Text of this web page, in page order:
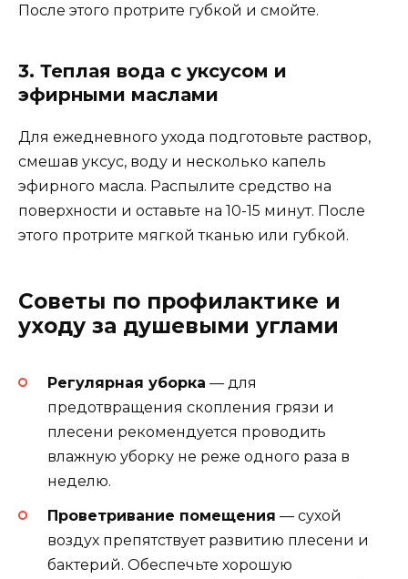
После этого протрите губкой и смойте.
3. Теплая вода с уксусом и
эфирными маслами
Для ежедневного ухода подготовьте раствор,
смешав уксус, воду и несколько капель
эфирного масла. Распылите средство на
поверхности и оставьте на 10-15 минут. После
этого протрите мягкой тканью или губкой.
Советы по профилактике и
уходу за душевыми углами
Регулярная уборка — для
предотвращения скопления грязи и
плесени рекомендуется проводить
влажную уборку не реже одного раза в
неделю.
Проветривание помещения — сухой
воздух препятствует развитию плесени и
бактерий. Обеспечьте хорошую